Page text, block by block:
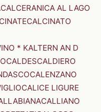
CALCERANICA AL LAGO
CALCINATO
* KALTERN AN D
CALDESCALDIERO
CALENZANO
CALICE LIGURE
CALLIANO